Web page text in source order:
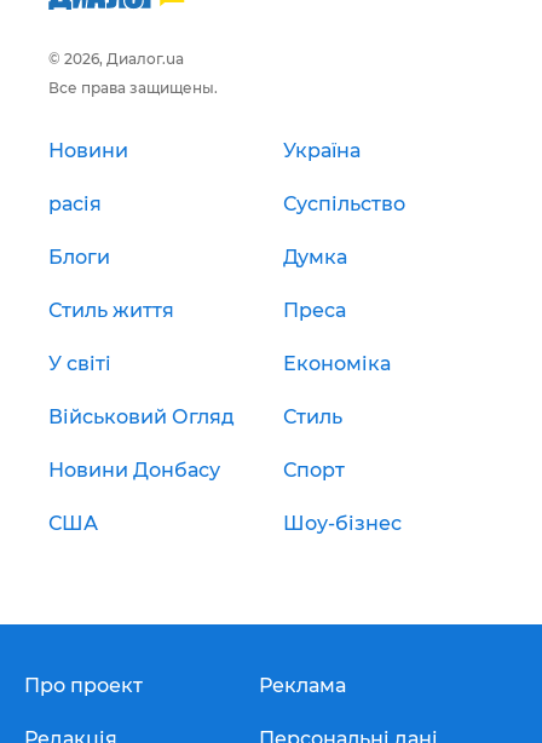
© 2026, Диалог.ua
Все права защищены.
Новини Україна
расія Суспільство
Блоги Думка
Стиль життя Преса
У світі Економіка
Військовий Огляд Стиль
Новини Донбасу Спорт
США Шоу-бізнес
Про проект
Редакція
Реклама
Персональні дані